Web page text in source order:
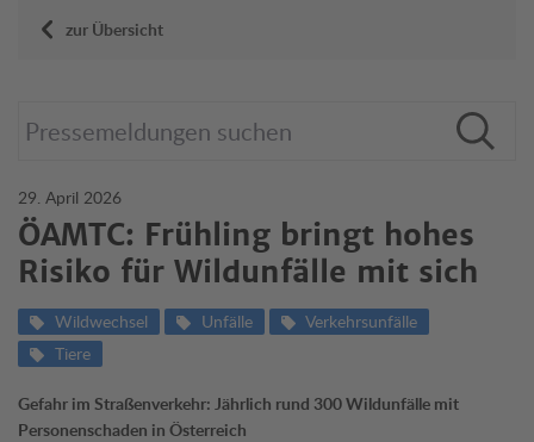
zur Übersicht
29. April 2026
ÖAMTC: Frühling bringt hohes
Risiko für Wildunfälle mit sich
Wildwechsel Unfälle
Verkehrsunfälle
Tiere
Gefahr im Straßenverkehr: Jährlich rund 300 Wildunfälle mit
Personenschaden in Österreich